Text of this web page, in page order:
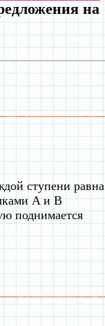
на
ступени равна
A и B
поднимается